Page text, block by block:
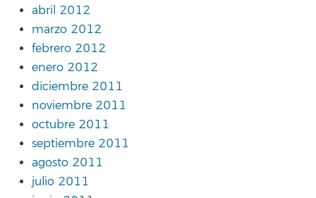
abril 2012
marzo 2012
febrero 2012
enero 2012
diciembre 2011
noviembre 2011
octubre 2011
septiembre 2011
agosto 2011
julio 2011